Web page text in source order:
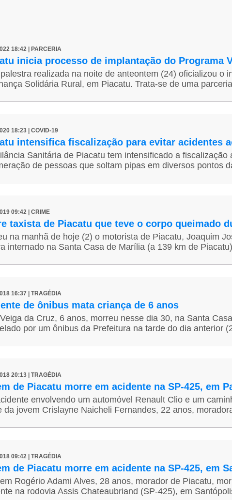
18:42 | PARCERIA
inicia processo de implantação do Programa
realizada na noite de anteontem (24) oficializou o
Solidária Rural, em Piacatu. Trata-se de uma
18:23 | COVID-19
intensifica fiscalização para evitar acidentes
Sanitária de Piacatu tem intensificado a
de pessoas que soltam pipas em diversos pontos
09:42 | CRIME
taxista de Piacatu que teve o corpo queimado
na manhã de hoje (2) o motorista de Piacatu, Joaquim
internado na Santa Casa de Marília (a 139 km de
16:37 | TRAGÉDIA
de ônibus mata criança de 6 anos
da Cruz, 6 anos, morreu nesse dia 30, na Santa
por um ônibus da Prefeitura na tarde do dia anterior
20:13 | TRAGÉDIA
de Piacatu morre em acidente na SP-425, em
envolvendo um automóvel Renault Clio e um
da jovem Crislayne Naicheli Fernandes, 22 anos,
09:42 | TRAGÉDIA
de Piacatu morre em acidente na SP-425, em
Rogério Adami Alves, 28 anos, morador de Piacatu,
na rodovia Assis Chateaubriand (SP-425), em